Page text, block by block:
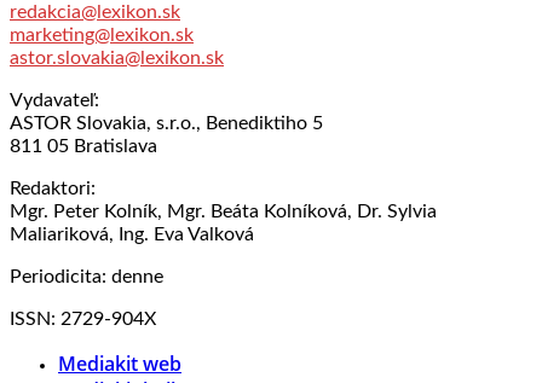
redakcia@lexikon.sk
marketing@lexikon.sk
astor.slovakia@lexikon.sk
Vydavateľ:
ASTOR Slovakia, s.r.o., Benediktiho 5
811 05 Bratislava
Redaktori:
Mgr. Peter Kolník, Mgr. Beáta Kolníková, Dr. Sylvia
Maliariková, Ing. Eva Valková
Periodicita: denne
ISSN: 2729-904X
Mediakit web